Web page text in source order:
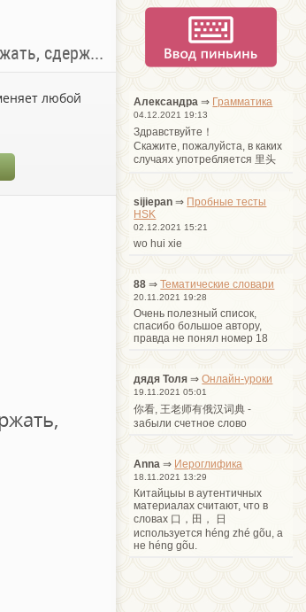
сдержать
любой
Александра ⇒ Грамматика
04.12.2021 19:13
Здравствуйте！
Cкажите, пожалуйста, в каких
случаях употребляется 里头
sijiepan ⇒ Пробные тесты
HSK
02.12.2021 15:21
wo hui xie
88 ⇒Тематические словари
20.11.2021 19:28
Очень полезный список,
спасибо большое автору,
правда не понял номер 18
дядя Толя ⇒Онлайн-уроки
19.11.2021 05:01
你看, 王老师有俄汉词典 -
забыли счетное слово
Anna ⇒ Иероглифика
18.11.2021 13:29
Китайцыы в аутентичных
материалах считают, что в
словах 口，田， 日
используется héng zhé gõu, а
не héng gõu.